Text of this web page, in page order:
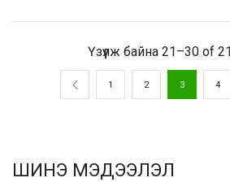
Үзүүлж байна 21–30 of
1 2 3 4
ШИНЭ МЭДЭЭЛЭЛ